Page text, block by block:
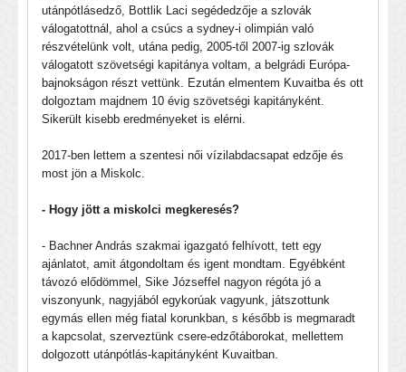
utánpótlásedző, Bottlik Laci segédedzője a szlovák
válogatottnál, ahol a csúcs a sydney-i olimpián való
részvételünk volt, utána pedig, 2005-től 2007-ig szlovák
válogatott szövetségi kapitánya voltam, a belgrádi Európa-
bajnokságon részt vettünk. Ezután elmentem Kuvaitba és ott
dolgoztam majdnem 10 évig szövetségi kapitányként.
Sikerült kisebb eredményeket is elérni.
2017-ben lettem a szentesi női vízilabdacsapat edzője és
most jön a Miskolc.
- Hogy jött a miskolci megkeresés?
- Bachner András szakmai igazgató felhívott, tett egy
ajánlatot, amit átgondoltam és igent mondtam. Egyébként
távozó elődömmel, Sike Józseffel nagyon régóta jó a
viszonyunk, nagyjából egykorúak vagyunk, játszottunk
egymás ellen még fiatal korunkban, s később is megmaradt
a kapcsolat, szerveztünk csere-edzőtáborokat, mellettem
dolgozott utánpótlás-kapitányként Kuvaitban.